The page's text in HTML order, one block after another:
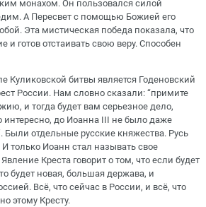
монахом. Он пользовался силой
А Пересвет с помощью Божией его
Эта мистическая победа показала, что
готов отстаивать свою веру. Способен
Куликовской битвы является Годеновский
России. Нам словно сказали: “примите
и тогда будет вам серьезное дело,
интересно, до Иоанна III не было даже
Были отдельные русские княжества. Русь
только Иоанн стал называть свое
Креста говорит о том, что если будет
будет новая, большая держава, и
Всё, что сейчас в России, и всё, что
этому Кресту.